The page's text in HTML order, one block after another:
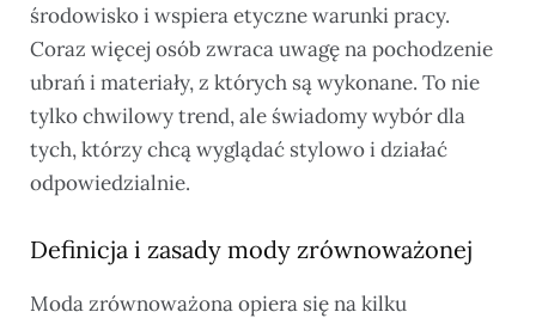
środowisko i wspiera etyczne warunki pracy.
Coraz więcej osób zwraca uwagę na pochodzenie
ubrań i materiały, z których są wykonane. To nie
tylko chwilowy trend, ale świadomy wybór dla
tych, którzy chcą wyglądać stylowo i działać
odpowiedzialnie.
Definicja i zasady mody zrównoważonej
Moda zrównoważona opiera się na kilku